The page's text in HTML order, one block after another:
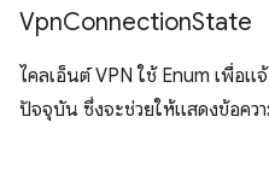
VpnConnectionState
ไคลเอ็นต์ VPN ใช้ Enum เพื่อ
ปัจจุบัน ซึ่งจะช่วยให้แสดงข้อคว